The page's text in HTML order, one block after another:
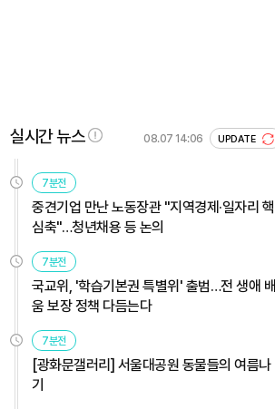
실시간 뉴스 08.07 14:06 UPDATE
7분전
중견기업 만난 노동장관 "지역경제·일자리 핵
심축"…청년채용 등 논의
7분전
국교위, '학습기본권 특별위' 출범…전 생애 배
움 보장 정책 다듬는다
7분전
[광화문갤러리] 서울대공원 동물들의 여름나
기